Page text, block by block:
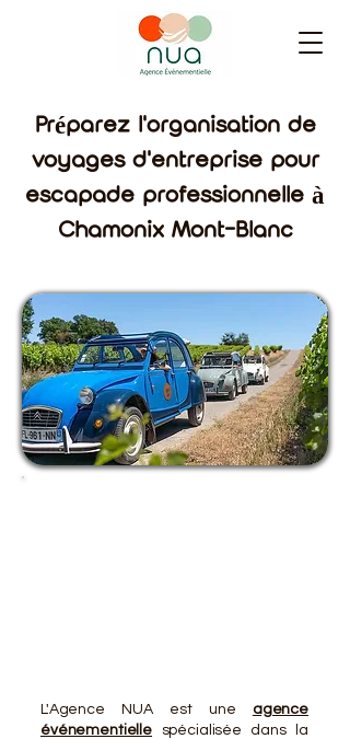
Préparez l'organisation de
voyages d'entreprise pour
escapade professionnelle à
Chamonix Mont-Blanc
L'Agence NUA est une agence
événementielle
spécialisée dans la